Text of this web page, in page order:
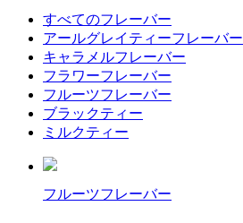
すべてのフレーバー
アールグレイティーフレーバー
キャラメルフレーバー
フラワーフレーバー
フルーツフレーバー
ブラックティー
ミルクティー
フルーツフレーバー